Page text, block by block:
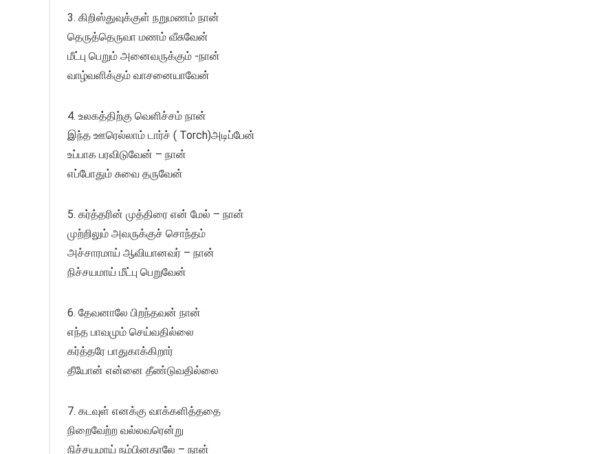
3. கிறிஸ்துவுக்குள் நறுமணம் நான்
தெருத்தெருவா மணம் வீசுவேன்
மீட்பு பெறும் அனைவருக்கும் -நான்
வாழ்வளிக்கும் வாசனையாவேன்
4. உலகத்திற்கு வெளிச்சம் நான்
இந்த ஊரெல்லாம் டார்ச் ( Torch)அடிப்பேன்
உப்பாக பரவிடுவேன் – நான்
எப்போதும் சுவை தருவேன்
5. கர்த்தரின் முத்திரை என் மேல் – நான்
முற்றிலும் அவருக்குச் சொந்தம்
அச்சாரமாய் ஆவியானவர் – நான்
நிச்சயமாய் மீட்பு பெறுவேன்
6. தேவனாலே பிறந்தவன் நான்
எந்த பாவமும் செய்வதில்லை
கர்த்தரே பாதுகாக்கிறார்
தீயோன் என்னை தீண்டுவதில்லை
7. கடவுள் எனக்கு வாக்களித்ததை
நிறைவேற்ற வல்லவரென்று
நிச்சயமாய் நம்பினதாலே – நான்